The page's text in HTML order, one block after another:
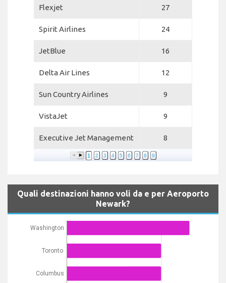
Flexjet 27
Spirit Airlines 24
JetBlue 16
Delta Air Lines 12
Sun Country Airlines 9
VistaJet 9
Executive Jet Management 8
1 2 3 4 5 6 7 8 9
Quali destinazioni hanno voli da e per Aeroporto
Newark?
Washington
Toronto
Columbus